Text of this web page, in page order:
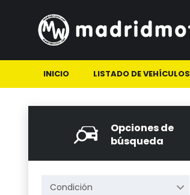
INICIO LISTADO DE VEHÍCULOS
Opciones de
búsqueda
Condición